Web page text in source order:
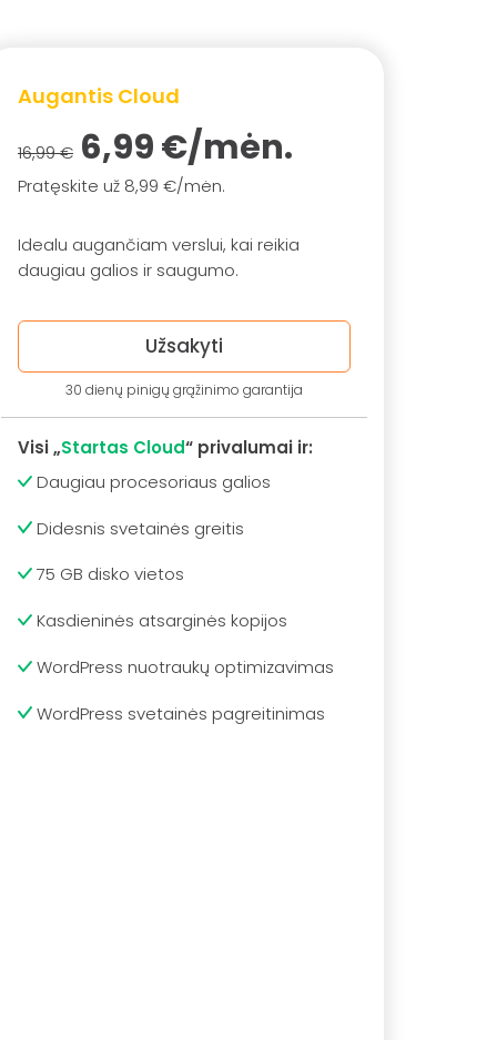
Augantis Cloud
16,99 € 6,99 €/mėn.
Pratęskite už 8,99 €/mėn.
Idealu augančiam verslui, kai reikia
daugiau galios ir saugumo.
Užsakyti
30 dienų pinigų grąžinimo garantija
Visi „Startas Cloud“ privalumai ir:
Daugiau procesoriaus galios
Didesnis svetainės greitis
75 GB disko vietos
Kasdieninės atsarginės kopijos
WordPress nuotraukų optimizavimas
WordPress svetainės pagreitinimas